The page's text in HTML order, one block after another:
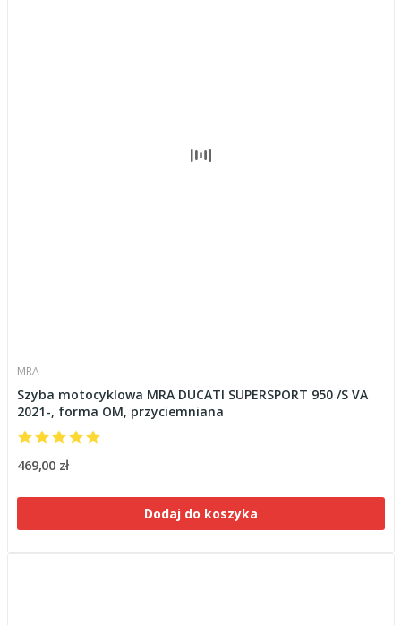
MRA
Szyba motocyklowa MRA DUCATI SUPERSPORT 950 /S VA
2021-, forma OM, przyciemniana
469,00 zł
Dodaj do koszyka